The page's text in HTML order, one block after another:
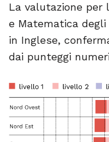
La valutazione per
e Matematica
in Inglese,
dai punteggi